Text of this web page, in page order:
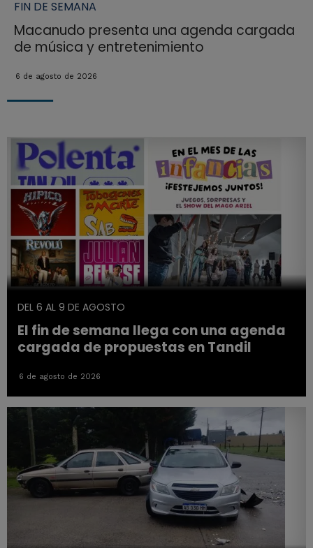
FIN DE SEMANA
Macanudo presenta una agenda cargada
de música y entretenimiento
6 de agosto de 2026
DEL 6 AL 9 DE AGOSTO
El fin de semana llega con una agenda
cargada de propuestas en Tandil
6 de agosto de 2026